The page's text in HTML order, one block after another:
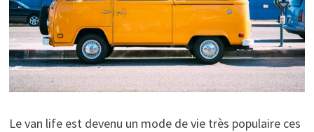
Le van life est devenu un mode de vie très populaire ces